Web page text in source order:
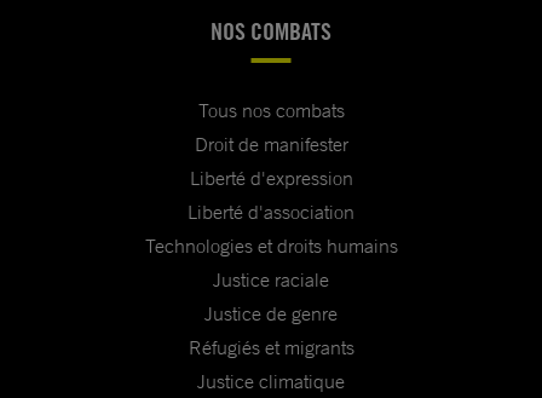
NOS COMBATS
Tous nos combats
Droit de manifester
Liberté d'expression
Liberté d'association
Technologies et droits humains
Justice raciale
Justice de genre
Réfugiés et migrants
Justice climatique